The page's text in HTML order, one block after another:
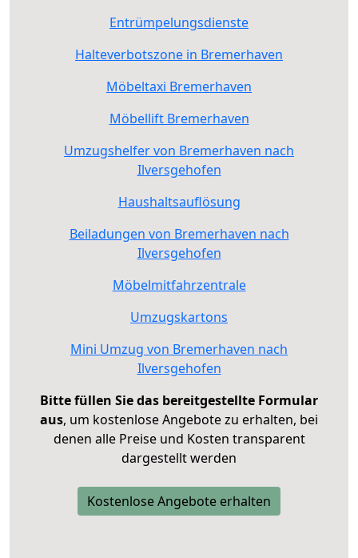
Entrümpelungsdienste
Halteverbotszone in Bremerhaven
Möbeltaxi Bremerhaven
Möbellift Bremerhaven
Umzugshelfer von Bremerhaven nach
Ilversgehofen
Haushaltsauflösung
Beiladungen von Bremerhaven nach
Ilversgehofen
Möbelmitfahrzentrale
Umzugskartons
Mini Umzug von Bremerhaven nach
Ilversgehofen
Bitte füllen Sie das bereitgestellte Formular
aus, um kostenlose Angebote zu erhalten, bei
denen alle Preise und Kosten transparent
dargestellt werden
Kostenlose Angebote erhalten